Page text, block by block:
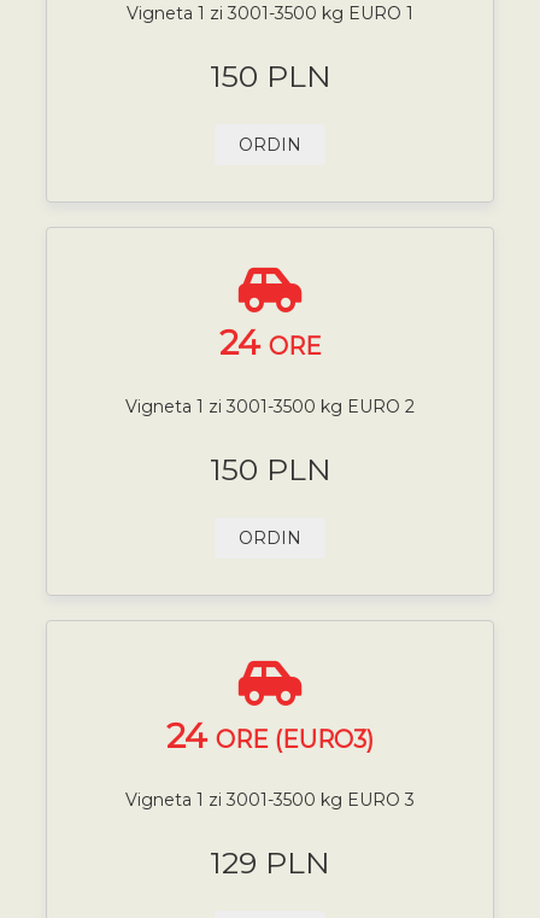
Vigneta 1 zi 3001-3500 kg EURO 1
150 PLN
ORDIN
24 ORE
Vigneta 1 zi 3001-3500 kg EURO 2
150 PLN
ORDIN
24 ORE (EURO3)
Vigneta 1 zi 3001-3500 kg EURO 3
129 PLN